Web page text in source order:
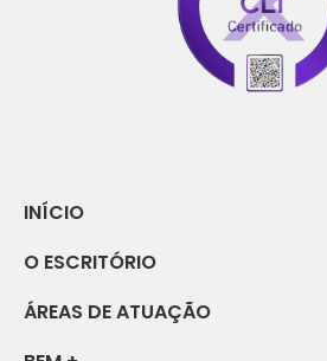
INÍCIO
O ESCRITÓRIO
ÁREAS DE ATUAÇÃO